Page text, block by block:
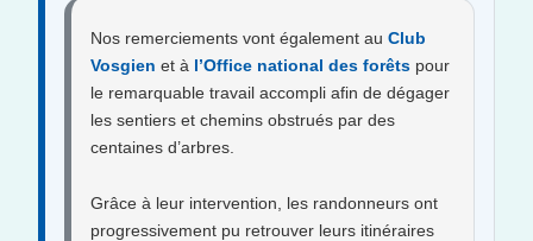
Nos remerciements vont également auClub
Vosgien et à l’Office national des forêts pour
le remarquable travail accompli afin de dégager
les sentiers et chemins obstrués par des
centaines d’arbres.
Grâce à leur intervention, les randonneurs ont
progressivement pu retrouver leurs itinéraires